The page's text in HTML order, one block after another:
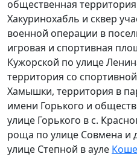
общественная
Хакуринохабль и сквер
военной операции в
игровая и спортивная
Кужорской по улице
территория со
Хамышки, территория в
имени Горького и
улице Горького в с.
роща по улице Совмена и
улице Степной в ауле